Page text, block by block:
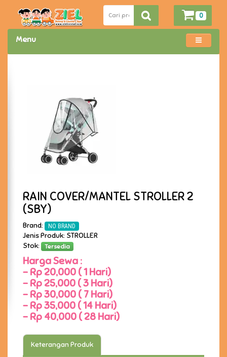
0
Menu
RAIN COVER/MANTEL STROLLER 2
(SBY)
Brand: NO BRAND
Jenis Produk: STROLLER
Stok:
Tersedia
Harga Sewa :
- Rp 20,000 ( 1 Hari)
- Rp 25,000 ( 3 Hari)
- Rp 30,000 ( 7 Hari)
- Rp 35,000 ( 14 Hari)
- Rp 40,000 ( 28 Hari)
Keterangan Produk